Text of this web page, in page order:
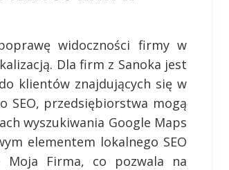
widoczności firmy w
Dla firm z Sanoka jest
klientów znajdujących się w
SEO, przedsiębiorstwa mogą
wyszukiwania Google Maps
elementem lokalnego SEO
Firma, co pozwala na